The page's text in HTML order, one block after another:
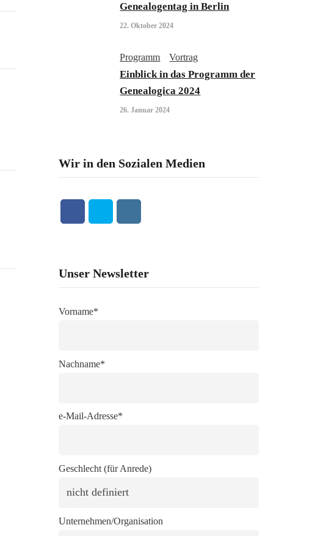
Genealogentag in Berlin
22. Oktober 2024
Programm Vortrag
Einblick in das Programm der
Genealogica 2024
26. Januar 2024
Wir in den Sozialen Medien
Unser Newsletter
Vorname*
Nachname*
e-Mail-Adresse*
Geschlecht (für Anrede)
Unternehmen/Organisation